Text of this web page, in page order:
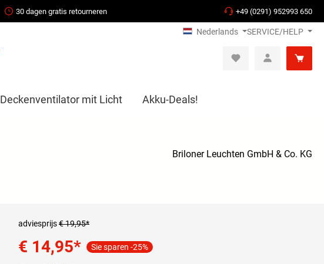
30 dagen gratis retourneren +49 (0291) 952993 650
Nederlands SERVICE/HELP
Deckenventilator mit Licht Akku-Deals!
Briloner Leuchten GmbH & Co. KG
adviesprijs€ 19,95*
€ 14,95* Sie sparen -25%